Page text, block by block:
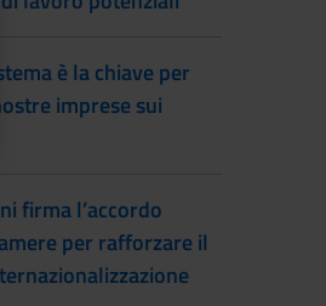
è la chiave per
imprese sui
firma l’accordo
per rafforzare il